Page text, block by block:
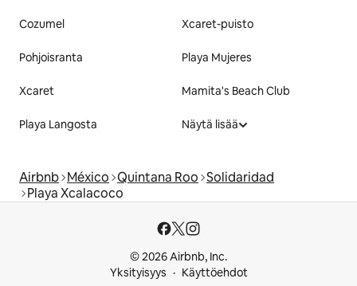
Cozumel Xcaret-puisto
Pohjoisranta Playa Mujeres
Xcaret Mamita's Beach Club
Playa Langosta Näytä lisää
Airbnb México Quintana Roo Solidaridad
Playa Xcalacoco
© 2026 Airbnb, Inc.
Yksityisyys
Käyttöehdot